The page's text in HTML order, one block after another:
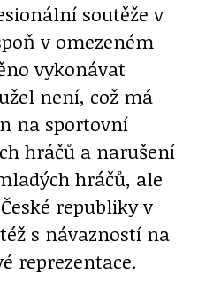
soutěže v
v omezeném
vykonávat
není, což má
na sportovní
hráčů a narušení
hráčů, ale
republiky v
s návazností na
reprezentace.